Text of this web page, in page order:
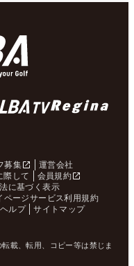
募集
運営会社
際して
会員規約
に基づく表示
ページサービス利用規約
ヘルプ サイトマップ
載、転用、コピー等は禁じま